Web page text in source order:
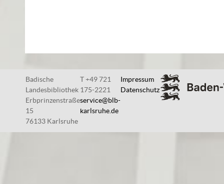
Badische
Landesbibliothek
Erbprinzenstraße
15
76133 Karlsruhe
T +49 721
175-2221
service@blb-
karlsruhe.de
Impressum
Datenschutz